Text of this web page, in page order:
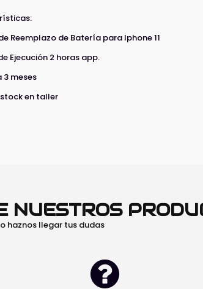
Reemplazo de Batería para Iphone 11
Ejecución 2 horas app.
3 meses
en taller
NUESTROS
haznos llegar tus dudas